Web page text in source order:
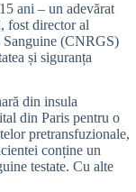
ani – un adevărat
fost director al
(CNRGS)
și siguranța
din insula
din Paris pentru o
pretransfuzionale,
conține un
testate. Cu alte